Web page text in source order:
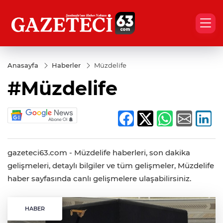
Anasayfa Haberler Müzdelife
#Müzdelife
gazeteci63.com - Müzdelife haberleri, son dakika
gelişmeleri, detaylı bilgiler ve tüm gelişmeler, Müzdelife
haber sayfasında canlı gelişmelere ulaşabilirsiniz.
HABER